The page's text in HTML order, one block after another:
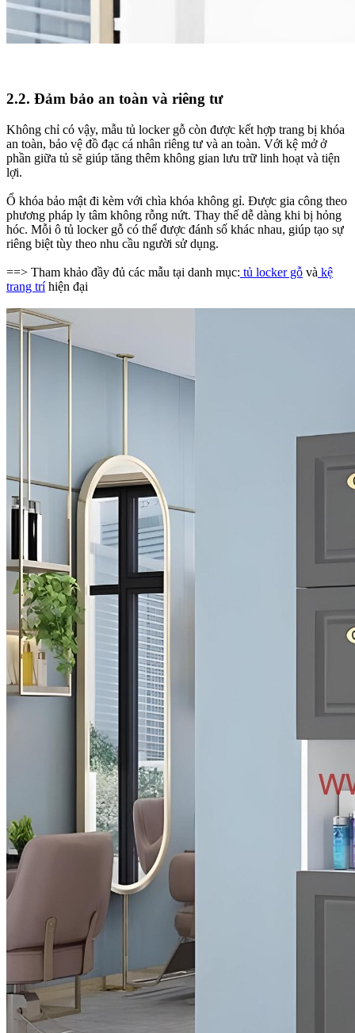
2.2. Đảm bảo an toàn và riêng tư
Không chỉ có vậy, mẫu tủ locker gỗ còn được kết hợp trang bị khóa
an toàn, bảo vệ đồ đạc cá nhân riêng tư và an toàn. Với kệ mở ở
phần giữa tủ sẽ giúp tăng thêm không gian lưu trữ linh hoạt và tiện
lợi.
Ổ khóa bảo mật đi kèm với chìa khóa không gỉ. Được gia công theo
phương pháp ly tâm không rỗng nứt. Thay thế dễ dàng khi bị hỏng
hóc. Mỗi ô tủ locker gỗ có thể được đánh số khác nhau, giúp tạo sự
riêng biệt tùy theo nhu cầu người sử dụng.
==> Tham khảo đầy đủ các mẫu tại danh mục: tủ locker gỗ và kệ
trang tríhiện đại